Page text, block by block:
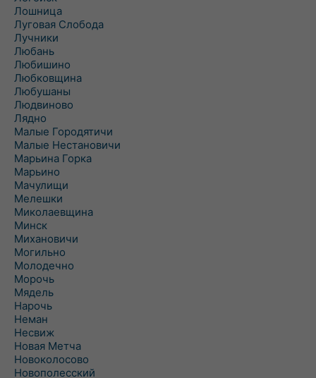
Лошница
Луговая Слобода
Лучники
Любань
Любишино
Любковщина
Любушаны
Людвиново
Лядно
Малые Городятичи
Малые Нестановичи
Марьина Горка
Марьино
Мачулищи
Мелешки
Миколаевщина
Минск
Михановичи
Могильно
Молодечно
Морочь
Мядель
Нарочь
Неман
Несвиж
Новая Метча
Новоколосово
Новополесский